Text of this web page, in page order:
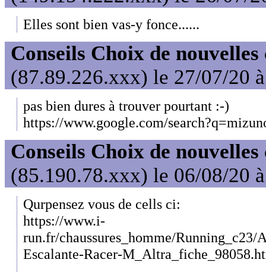
Elles sont bien vas-y fonce......
Conseils Choix de nouvelles
(87.89.226.xxx) le 27/07/20
pas bien dures à trouver pourtant :-)
https://www.google.com/
Conseils Choix de nouvelles
(85.190.78.xxx) le 06/08/20
Qurpensez vous de cells ci:
https://www.i-
run.fr/chaussures_homme/
Escalante-Racer-